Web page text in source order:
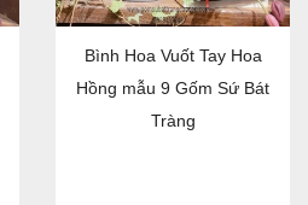
Bình Hoa Vuốt Tay Hoa
Hồng mẫu 9 Gốm Sứ Bát
Tràng